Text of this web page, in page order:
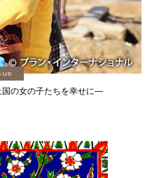
の女の子たちを幸せに―